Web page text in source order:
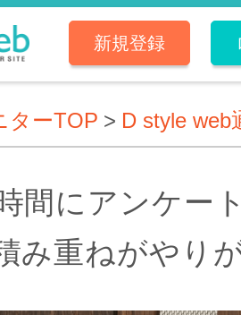
新規登録
ターTOP > D style web
間にアンケー
み重ねがやり